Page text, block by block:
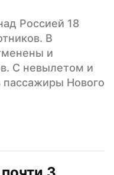
Россией 18
В
и
С невылетом и
пассажиры Нового